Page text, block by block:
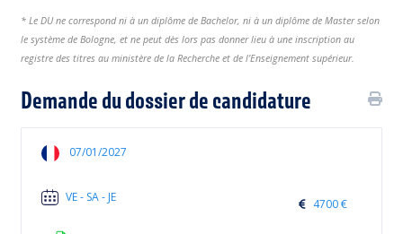
* Le DU ne correspond ni à un diplôme de Bachelor, ni à un diplôme de Master selon
le système de Bologne, et ne peut dès lors pas donner lieu à une inscription au
registre des titres au ministère de la Recherche et de l’Enseignement supérieur.
Demande du dossier de candidature
07/01/2027
4700 €
VE - SA - JE